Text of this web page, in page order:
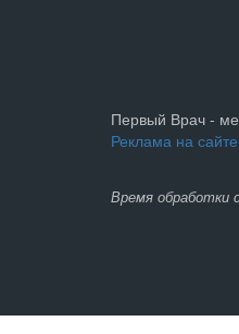
Первый Врач -
Реклама на сайте
Время обработки